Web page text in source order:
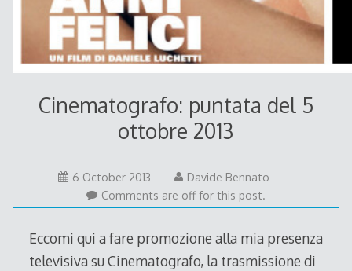
Cinematografo: puntata del 5
ottobre 2013
6 October 2013
Davide Bennato
Comments are off for this post.
Eccomi qui a fare promozione alla mia presenza
televisiva su Cinematografo, la trasmissione di